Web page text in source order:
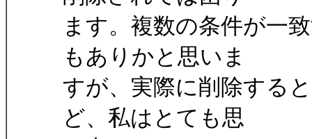
ます。複数の条件が一
もありかと思いま
すが、実際に削除する
ど、私はとても思